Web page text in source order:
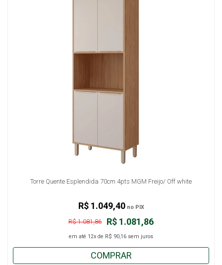
Torre Quente Esplendida 70cm 4pts MGM Freijo/ Off white
R$ 1.081,86
R$ 1.081,86
em até 12x de R$ 90,16 sem juros
R$ 1.049,40no PIX
COMPRAR